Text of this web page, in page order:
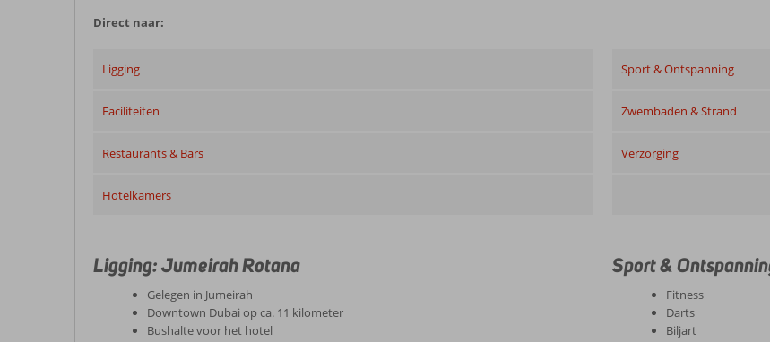
Direct naar:
Ligging
Faciliteiten
Restaurants & Bars
Hotelkamers
Sport & Ontspanning
Zwembaden & Strand
Verzorging
Ligging: Jumeirah Rotana
Gelegen in Jumeirah
Downtown Dubai op ca. 11 kilometer
Bushalte voor het hotel
Sport &
Fitness
Darts
Biljart